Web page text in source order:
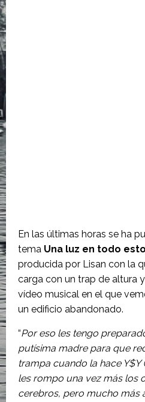
En las últimas horas se ha
tema Una luz en todo esto
producida por Lisan con la
carga con un trap de altura
vídeo musical en el que
un edificio abandonado.
“Por eso les tengo
putísima madre para que
trampa cuando la hace Y$Y
les rompo una vez más los
cerebros, pero mucho más